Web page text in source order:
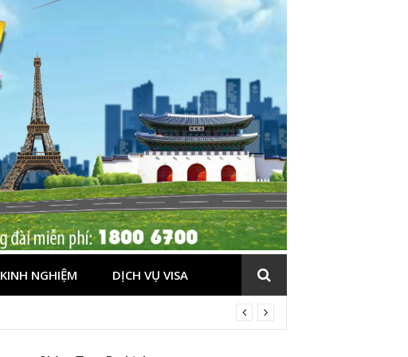
KINH NGHIỆM DỊCH VỤ VISA